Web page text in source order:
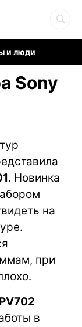
и люди
Sony
. Новинка
на
при
в